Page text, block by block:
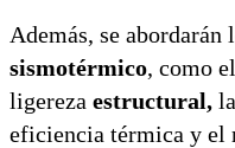
Además, se abordarán
sismotérmico, como el
ligereza estructural,
eficiencia térmica y el